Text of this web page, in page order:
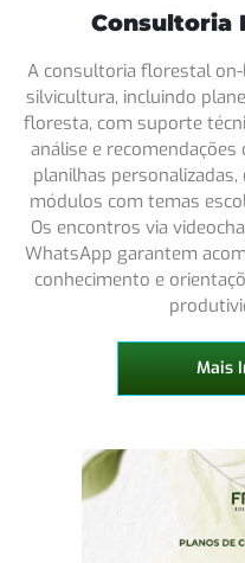
Consultoria
A consultoria florestal
silvicultura, incluindo
floresta, com suporte
análise e
planilhas
módulos com temas
Os encontros via
WhatsApp garantem
conhecimento e
Mais